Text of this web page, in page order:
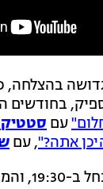
גדושה
בחודשים
עם סטטיק
אתה?", עם